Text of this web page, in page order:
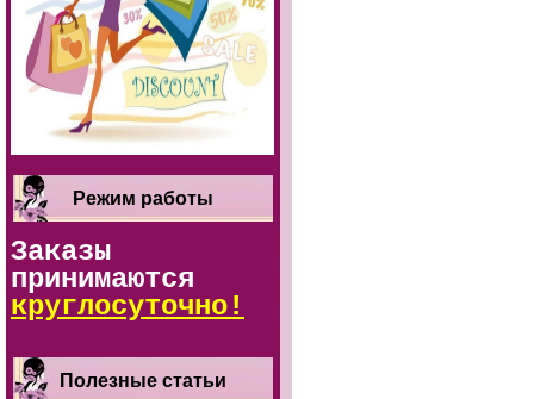
Режим работы
Заказы
принимаются
круглосуточно!
Полезные статьи